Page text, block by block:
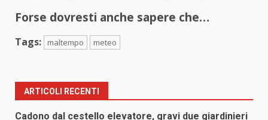
Forse dovresti anche sapere che…
Tags: maltempo meteo
ARTICOLI RECENTI
Cadono dal cestello elevatore, gravi due giardinieri